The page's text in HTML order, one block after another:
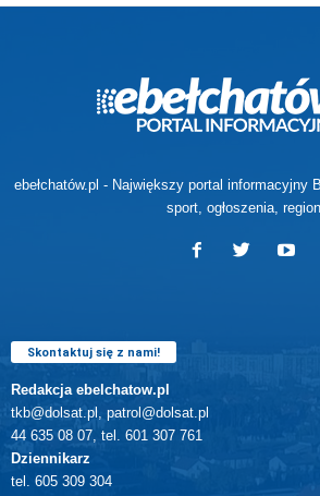
ebełchatów.pl - Największy portal informacyjny
sport, ogłoszenia, region
Skontaktuj się z nami!
Redakcja ebelchatow.pl
tkb@dolsat.pl, patrol@dolsat.pl
44 635 08 07, tel. 601 307 761
Dziennikarz
tel. 605 309 304